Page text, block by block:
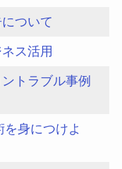
ついて
ス活用
トラブル事例
身につけよ